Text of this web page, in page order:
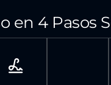
en 4 Pasos